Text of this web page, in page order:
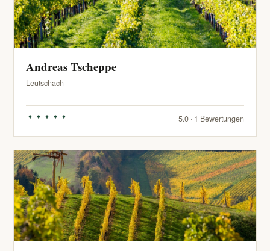
Andreas Tscheppe
Leutschach
5.0 · 1 Bewertungen